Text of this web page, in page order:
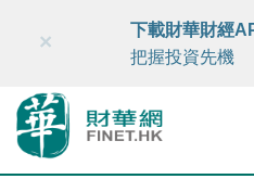
財華智庫網 FINTV
×
下載財華財經
把握投資先機